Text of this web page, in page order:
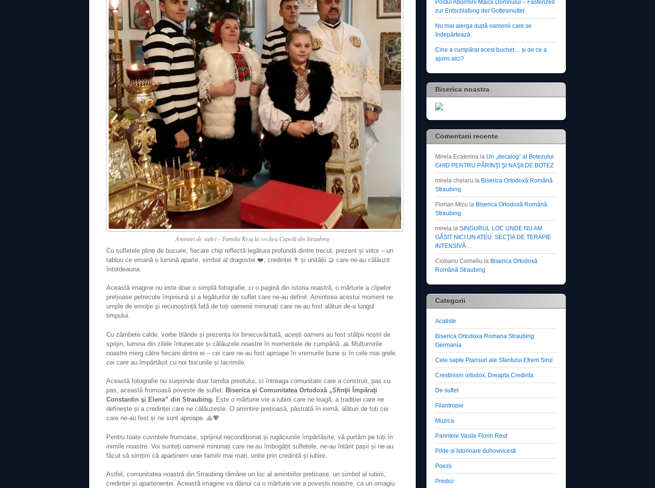
Amintiri de suflet – Familia Reuţ la vechea Capelă din Straubing
Cu sufletele pline de bucurie, fiecare chip reflectă legătura profundă dintre trecut, prezent și viitor – un
tablou ce emană o lumină aparte, simbol al dragostei ❤️, credinței ✝️ și unității 🤝 care ne-au călăuzit
întotdeauna.
Această imagine nu este doar o simplă fotografie, ci o pagină din istoria noastră, o mărturie a clipelor
prețioase petrecute împreună și a legăturilor de suflet care ne-au definit. Amintirea acestui moment ne
umple de emoţie şi recunoștință față de toți oamenii minunați care ne-au fost alături de-a lungul
timpului.
Cu zâmbete calde, vorbe blânde și prezența lor binecuvântată, acești oameni au fost stâlpii noștri de
sprijin, lumina din zilele întunecate și călăuzele noastre în momentele de cumpănă. 🙏 Mulțumirile
noastre merg către fiecare dintre ei – cei care ne-au fost aproape în vremurile bune și în cele mai grele,
cei care au împărtășit cu noi bucuriile și lacrimile.
Această fotografie nu surprinde doar familia preotului, ci întreaga comunitate care a construit, pas cu
pas, această frumoasă poveste de suflet: Biserica şi Comunitatea Ortodoxă „Sfinţii Împăraţi
Constantin şi Elena” din Straubing. Este o mărturie vie a iubirii care ne leagă, a tradiției care ne
definește și a credinței care ne călăuzește. O amintire prețioasă, păstrată în inimă, alături de toți cei
care ne-au fost și ne sunt aproape. 🙏💖
Pentru toate cuvintele frumoase, sprijinul necondiționat și rugăciunile împărtășite, vă purtăm pe toți în
inimile noastre. Voi sunteți oamenii minunați care ne-au îmbogățit sufletele, ne-au întărit pașii și ne-au
făcut să simțim că aparținem unei familii mai mari, unite prin credință și iubire.
Astfel, comunitatea noastră din Straubing rămâne un loc al amintirilor prețioase, un simbol al iubirii,
credinței și apartenenței. Această imagine va dăinui ca o mărturie vie a poveștii noastre, ca un omagiu
Postul Adormirii Maicii Domnului – Fastenzeit
zur Entschlafung der Gottesmutter
Nu mai alerga după oamenii care se
îndepărtează.
Cine a cumpărat acest buchet… și de ce a
ajuns aici?
Biserica noastra
Comentarii recente
Mirela Ecaterina la Un „decalog” al Botezului.
GHID PENTRU PĂRINŢI ŞI NAŞII DE BOTEZ
mirela chelaru la Biserica Ortodoxă Română
Straubing
Florian Micu la Biserica Ortodoxă Română
Straubing
mirela la SINGURUL LOC UNDE NU AM
GĂSIT NICI UN ATEU: SECŢIA DE TERAPIE
INTENSIVĂ…
Ciobanu Corneliu la Biserica Ortodoxă
Română Straubing
Categorii
Acatiste
Biserica Ortodoxa Romana Straubing
Germania
Cele sapte Plansuri ale Sfantului Efrem Sirul
Crestinism ortodox, Dreapta Credinta
De suflet
Filantropie
Muzica
Parintele Vasile Florin Reut
Pilde si Istorioare duhovnicesti
Poezii
Predici